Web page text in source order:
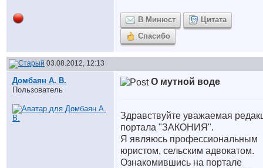
В Минюст
Цитата
Спасибо
03.08.2012, 12:13
Домбаян А. В.
Пользователь
О мутной воде
Здравствуйте уважаемая
портала "ЗАКОНИЯ".
Я являюсь профессиональным
юристом, сельским адвокатом.
Ознакомившись на портале